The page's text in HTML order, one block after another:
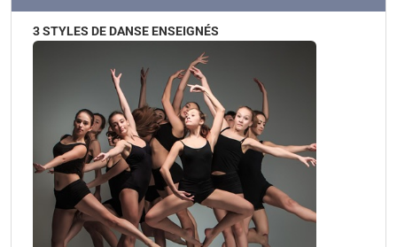
3 STYLES DE DANSE ENSEIGNÉS